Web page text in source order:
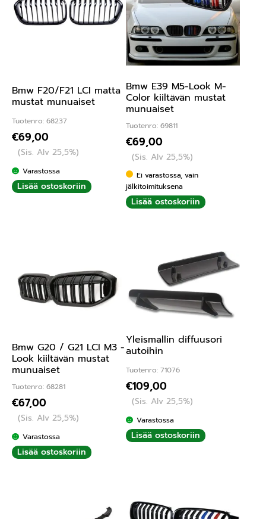
Bmw F20/F21 LCI matta
mustat munuaiset
Tuotenro: 68237
€69,00
(Sis. Alv 25,5%)
Varastossa
Lisää ostoskoriin
Bmw E39 M5-Look M-
Color kiiltävän mustat
munuaiset
Tuotenro: 69811
€69,00
(Sis. Alv 25,5%)
Ei varastossa, vain
jälkitoimituksena
Lisää ostoskoriin
Bmw G20 / G21 LCI M3 -
Look kiiltävän mustat
munuaiset
Tuotenro: 68281
€67,00
(Sis. Alv 25,5%)
Varastossa
Lisää ostoskoriin
Yleismallin diffuusori
autoihin
Tuotenro: 71076
€109,00
(Sis. Alv 25,5%)
Varastossa
Lisää ostoskoriin